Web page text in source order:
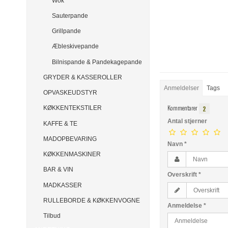
Sauterpande
Grillpande
Æbleskivepande
Bilnispande & Pandekagepande
GRYDER & KASSEROLLER
OPVASKEUDSTYR
KØKKENTEKSTILER
KAFFE & TE
MADOPBEVARING
KØKKENMASKINER
BAR & VIN
MADKASSER
RULLEBORDE & KØKKENVOGNE
Tilbud
Anmeldelser Tags
Kommentarer 2
Antal stjerner
Navn*
Overskrift*
Anmeldelse*